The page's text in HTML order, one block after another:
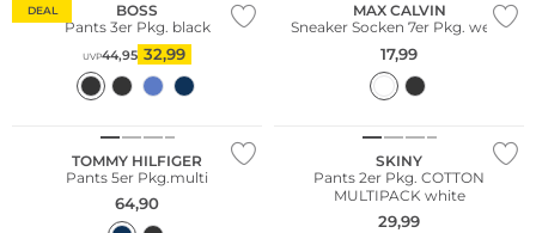
DEAL
BOSS
Pants 3er Pkg. black
UVP44,95 32,99
MAX CALVIN
Sneaker Socken 7er Pkg. weiss
17,99
TOMMY HILFIGER
Pants 5er Pkg.multi
64,90
SKINY
Pants 2er Pkg. COTTON
MULTIPACK white
29,99